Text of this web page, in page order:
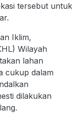
tersebut untuk
Iklim,
Wilayah
lahan
cukup dalam
dilakukan